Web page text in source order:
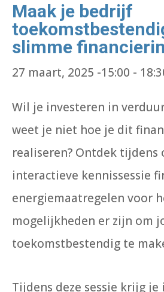
Maak je bedrijf
slimme
27 maart, 2025 -15:00 -
Wil je investeren in
weet je niet hoe je dit
realiseren? Ontdek tijdens
interactieve kennissessie
energiemaatregelen voor
mogelijkheden er zijn om
toekomstbestendig te
Tijdens deze sessie krijg